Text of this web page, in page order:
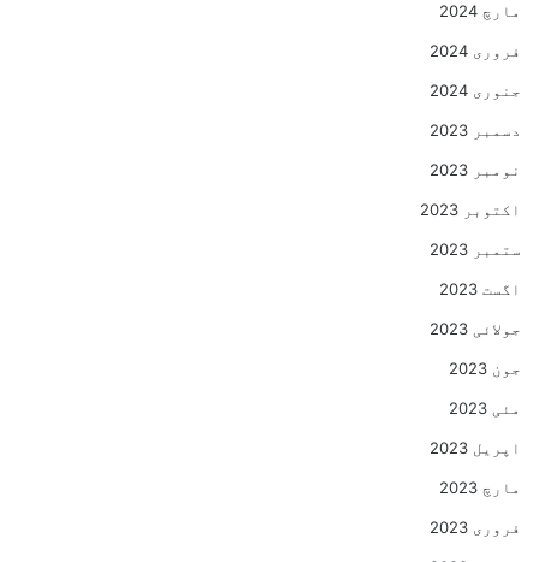
مارچ 2024
فروری 2024
جنوری 2024
دسمبر 2023
نومبر 2023
اکتوبر 2023
ستمبر 2023
اگست 2023
جولائی 2023
جون 2023
مئی 2023
اپریل 2023
مارچ 2023
فروری 2023